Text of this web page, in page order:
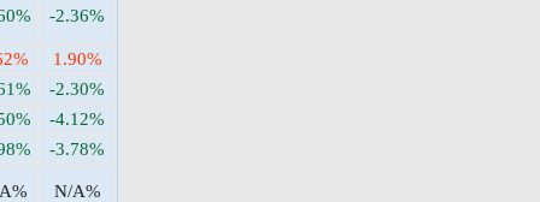
-2.36%
1.90%
-2.30%
-4.12%
-3.78%
N/A%